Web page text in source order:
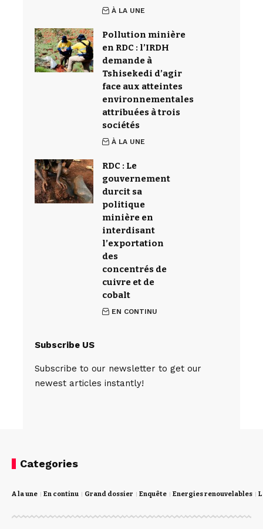
À LA UNE
Pollution minière
en RDC : l’IRDH
demande à
Tshisekedi d’agir
face aux atteintes
environnementales
attribuées à trois
sociétés
À LA UNE
RDC : Le
gouvernement
durcit sa
politique
minière en
interdisant
l’exportation
des
concentrés de
cuivre et de
cobalt
EN CONTINU
Subscribe US
Subscribe to our newsletter to get our
newest articles instantly!
Categories
A la une En continu Grand dossier Enquête Energies renouvelables